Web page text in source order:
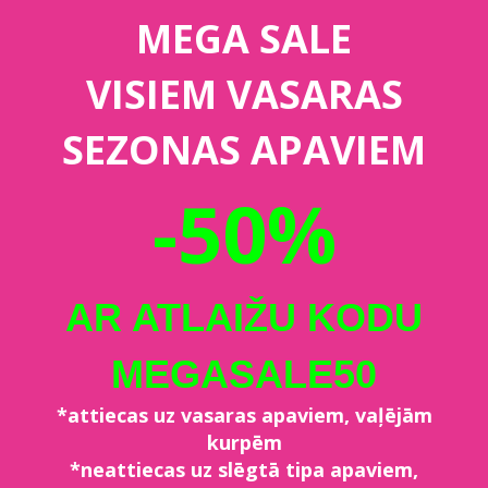
MEGA SALE
VISIEM VASARAS
SEZONAS APAVIEM
-50%
AR ATLAIŽU KODU
MEGASALE50
*attiecas uz vasaras apaviem, vaļējām
kurpēm
*neattiecas uz slēgtā tipa apaviem,